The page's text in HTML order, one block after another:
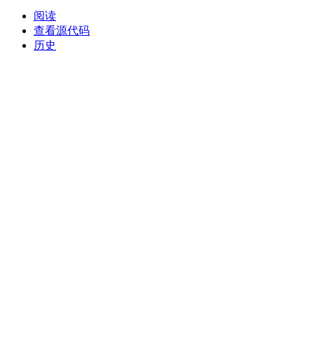
阅读
查看源代码
历史